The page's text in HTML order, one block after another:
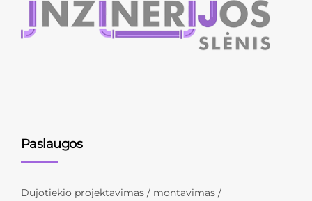
Paslaugos
Dujotiekio projektavimas / montavimas /